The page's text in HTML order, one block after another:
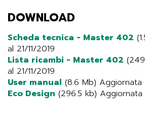
DOWNLOAD
Scheda tecnica - Master 402
al 21/11/2019
Lista ricambi - Master 402
al 21/11/2019
User manual (8.6 Mb) Aggiornata
Eco Design (296.5 kb)